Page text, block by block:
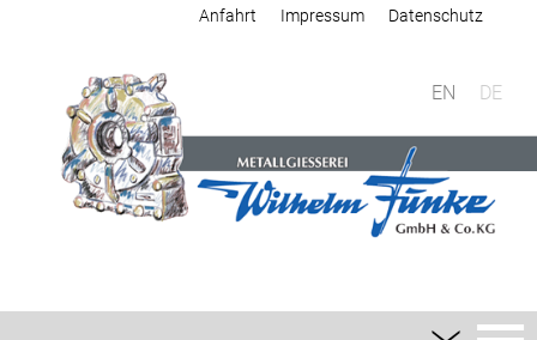
Anfahrt Impressum Datenschutz
EN DE